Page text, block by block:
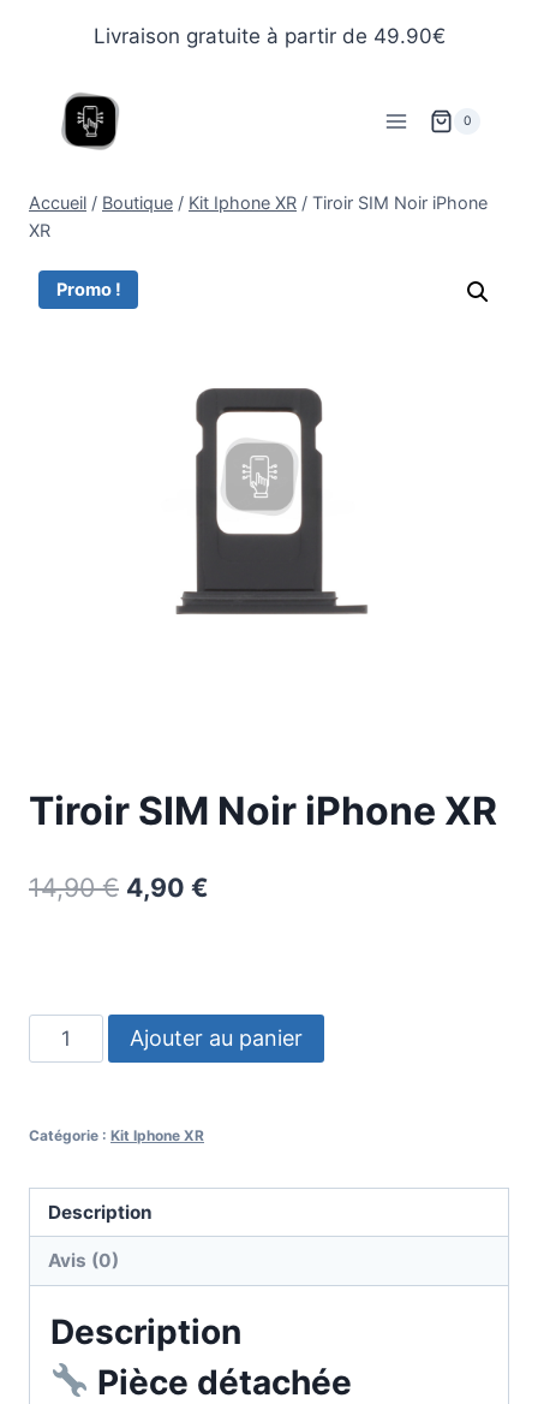
Livraison gratuite à partir de 49.90€
0
Accueil / Boutique / Kit Iphone XR / Tiroir SIM Noir iPhone
XR
Promo !
Tiroir SIM Noir iPhone XR
14,90€ 4,90 €
Ajouter au panier
Catégorie : Kit Iphone XR
Description
Avis (0)
Description
Pièce détachée